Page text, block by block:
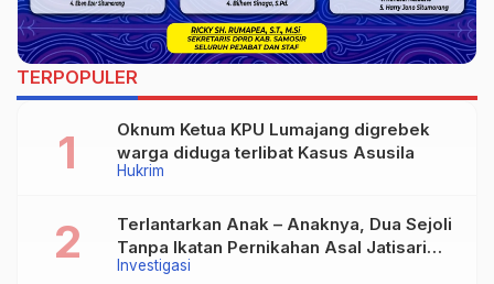
TERPOPULER
Hukrim
Oknum Ketua KPU Lumajang digrebek
warga diduga terlibat Kasus Asusila
Investigasi
Terlantarkan Anak – Anaknya, Dua Sejoli
Tanpa Ikatan Pernikahan Asal Jatisari
Kecamatan Geger Madiun dan Maospati